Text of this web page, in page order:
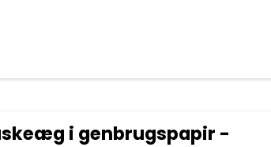
i genbrugspapir -